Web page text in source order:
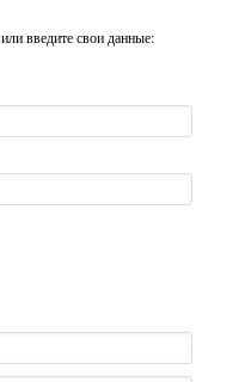
или введите свои данные: